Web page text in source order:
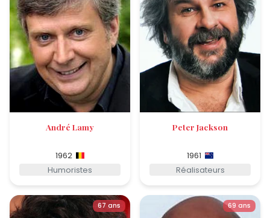
André Lamy
1962
Humoristes
Peter Jackson
1961
Réalisateurs
67 ans 69 ans